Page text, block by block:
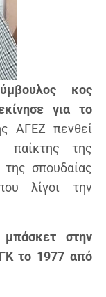
κος
για το
ΑΓΕΖ πενθεί
παίκτης της
σπουδαίας
λίγοι την
στην
το 1977 από